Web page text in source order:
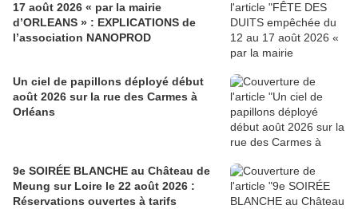
17 août 2026 « par la mairie
d’ORLEANS » : EXPLICATIONS de
l’association NANOPROD
Un ciel de papillons déployé début
août 2026 sur la rue des Carmes à
Orléans
9e SOIRÉE BLANCHE au Château de
Meung sur Loire le 22 août 2026 :
Réservations ouvertes à tarifs